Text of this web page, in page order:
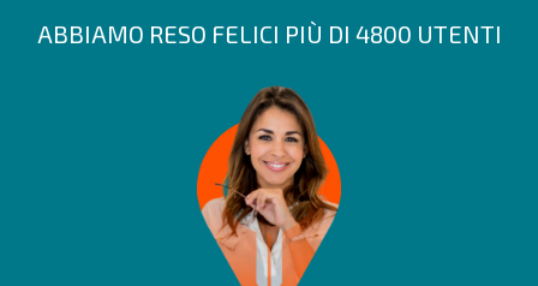
ABBIAMO RESO FELICI PIÙ DI 4800 UTENTI